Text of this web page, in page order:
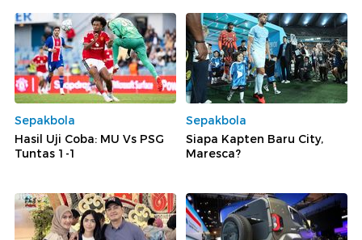
Sepakbola
Hasil Uji Coba: MU Vs PSG
Tuntas 1-1
Sepakbola
Siapa Kapten Baru City,
Maresca?